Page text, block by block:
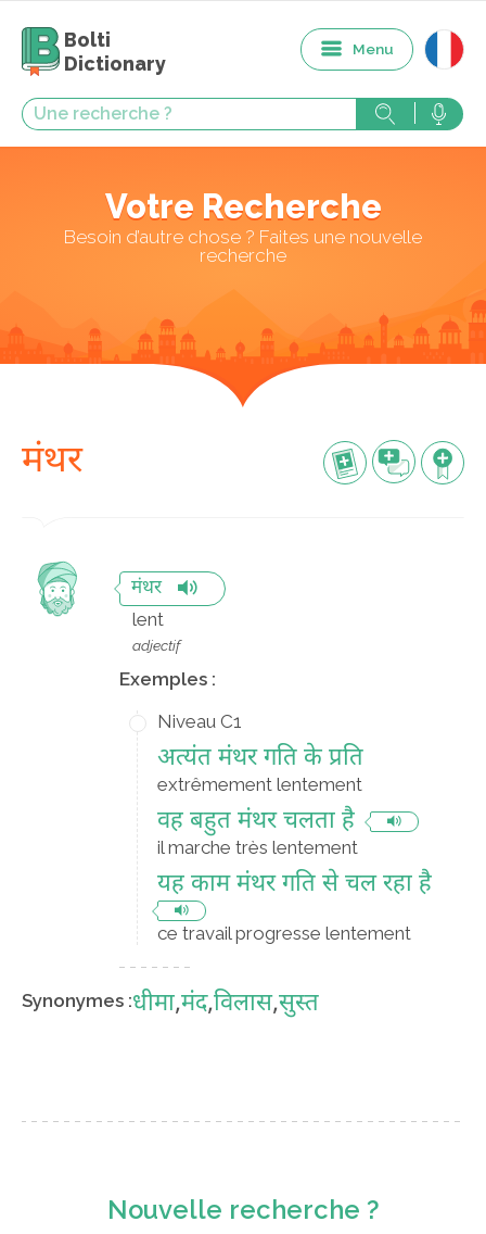
Bolti
Dictionary
Menu
Votre Recherche
Besoin d’autre chose ? Faites une nouvelle
recherche
मंथर
मंथर
lent
adjectif
Exemples :
Niveau C1
अत्यंत मंथर गति के प्रति
extrêmement lentement
वह बहुत मंथर चलता है
il marche très lentement
यह काम मंथर गति से चल रहा है
ce travail progresse lentement
Synonymes :धीमा,मंद,विलास,सुस्त
Nouvelle recherche ?